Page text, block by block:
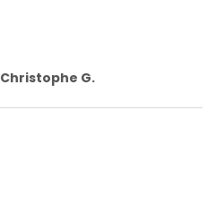
Christophe G.